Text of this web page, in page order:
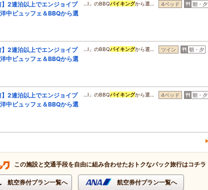
】2連泊以上でエンジョイプ
中ビュッフェ＆BBQから選
…I」のBBQバイキングから選… 4ベッド 朝・夕
】2連泊以上でエンジョイプ
中ビュッフェ＆BBQから選
…I」のBBQバイキングから選… ツイン 朝・夕
】2連泊以上でエンジョイプ
中ビュッフェ＆BBQから選
…I」のBBQバイキングから選… 4ベッド 朝・夕
この施設と交通手段を自由に組み合わせたおトクなパック旅行はコチラ
航空券付プラン一覧へ 航空券付プラン一覧へ